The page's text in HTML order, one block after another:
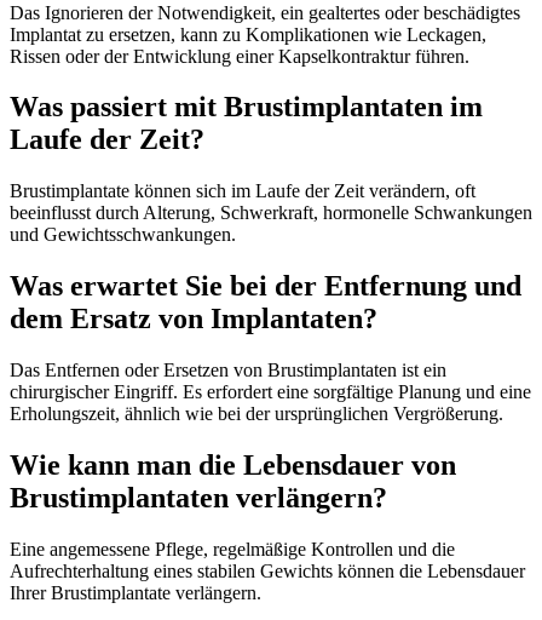
Das Ignorieren der Notwendigkeit, ein gealtertes oder beschädigtes
Implantat zu ersetzen, kann zu Komplikationen wie Leckagen,
Rissen oder der Entwicklung einer Kapselkontraktur führen.
Was passiert mit Brustimplantaten im
Laufe der Zeit?
Brustimplantate können sich im Laufe der Zeit verändern, oft
beeinflusst durch Alterung, Schwerkraft, hormonelle Schwankungen
und Gewichtsschwankungen.
Was erwartet Sie bei der Entfernung und
dem Ersatz von Implantaten?
Das Entfernen oder Ersetzen von Brustimplantaten ist ein
chirurgischer Eingriff. Es erfordert eine sorgfältige Planung und eine
Erholungszeit, ähnlich wie bei der ursprünglichen Vergrößerung.
Wie kann man die Lebensdauer von
Brustimplantaten verlängern?
Eine angemessene Pflege, regelmäßige Kontrollen und die
Aufrechterhaltung eines stabilen Gewichts können die Lebensdauer
Ihrer Brustimplantate verlängern.